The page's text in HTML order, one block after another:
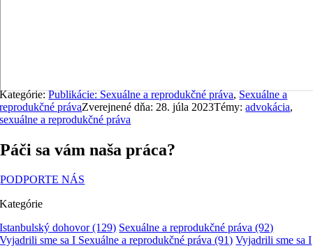
Kategórie:Publikácie: Sexuálne a reprodukčné práva, Sexuálne a
reprodukčné právaZverejnené dňa: 28. júla 2023Témy:advokácia,
sexuálne a reprodukčné práva
Páči sa vám naša práca?
PODPORTE NÁS
Kategórie
Istanbulský dohovor(129) Sexuálne a reprodukčné práva (92)
Vyjadrili sme sa I Sexuálne a reprodukčné práva (91) Vyjadrili sme sa I